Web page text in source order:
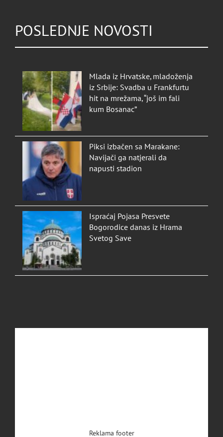
POSLEDNJE NOVOSTI
Mlada iz Hrvatske, mladoženja
iz Srbije: Svadba u Frankfurtu
hit na mrežama, “još im fali
kum Bosanac”
Piksi izbačen sa Marakane:
Navijači ga natjerali da
napusti stadion
Ispraćaj Pojasa Presvete
Bogorodice danas iz Hrama
Svetog Save
Reklama footer